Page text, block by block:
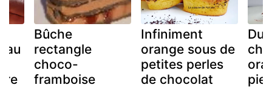
au
Bûche
rectangle
choco-
framboise
Infiniment
orange sous de
petites perles
de chocolat
Du